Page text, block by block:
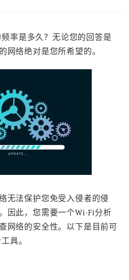
率是多久？无论您的回答是
网络绝对是您所希望的。
无法保护您免受入侵者的侵
因此，您需要一个Wi-Fi分析
网络的安全性。以下是目前可
具。